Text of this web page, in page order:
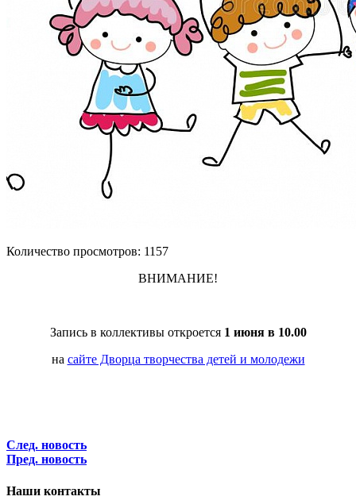
Количество просмотров: 1157
ВНИМАНИЕ!
Запись в коллективы откроется 1 июня в 10.00
на сайте Дворца творчества детей и молодежи
След. новость
Пред. новость
Наши контакты